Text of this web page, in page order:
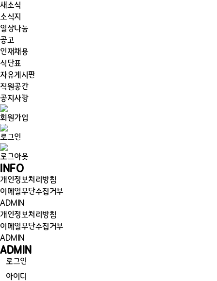
새소식
소식지
일상나눔
공고
인재채용
식단표
자유게시판
직원공간
공지사항
회원가입
로그인
로그아웃
INFO
개인정보처리방침
이메일무단수집거부
ADMIN
개인정보처리방침
이메일무단수집거부
ADMIN
ADMIN
로그인
아이디